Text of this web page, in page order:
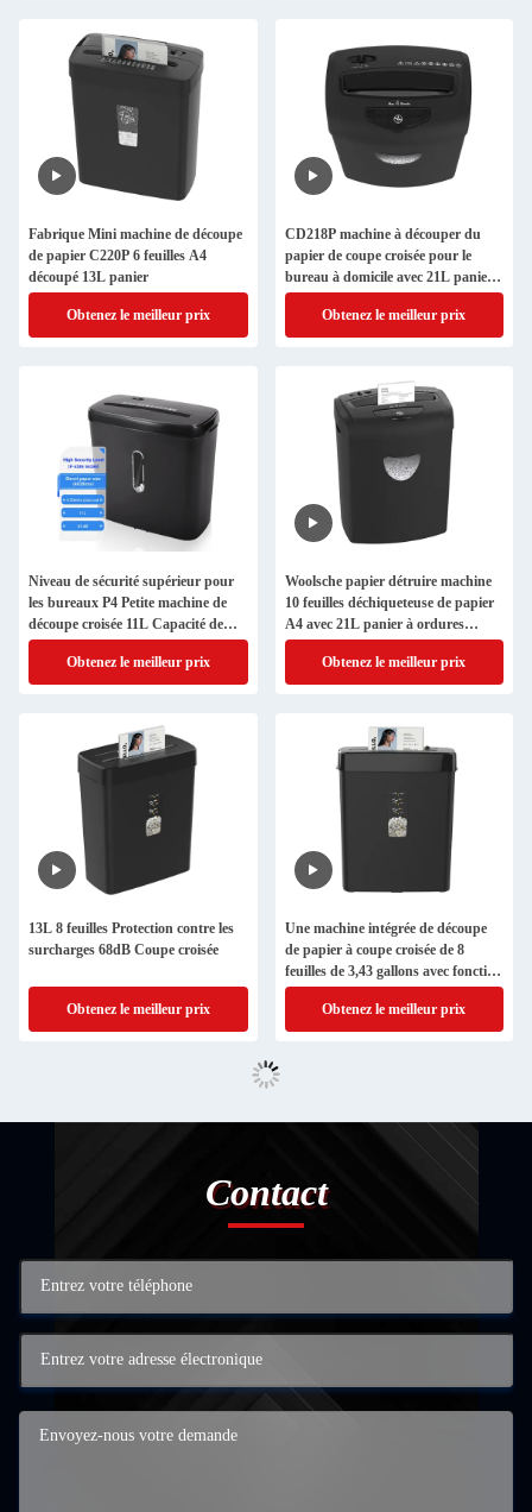
Fabrique Mini machine de découpe
de papier C220P 6 feuilles A4
découpé 13L panier
Obtenez le meilleur prix
CD218P machine à découper du
papier de coupe croisée pour le
bureau à domicile avec 21L panier à
panier 10 feuilles A4 déchiqueter
carte CdObtenez le meilleur prix
Niveau de sécurité supérieur pour
les bureaux P4 Petite machine de
découpe croisée 11L Capacité de
poubelle pour usage domestique
C502PObtenez le meilleur prix
Woolsche papier détruire machine
10 feuilles déchiqueteuse de papier
A4 avec 21L panier à ordures
CD218P-10
Obtenez le meilleur prix
13L 8 feuilles Protection contre les
surcharges 68dB Coupe croisée
Obtenez le meilleur prix
Une machine intégrée de découpe
de papier à coupe croisée de 8
feuilles de 3,43 gallons avec fonction
inverse CD222P-8
Obtenez le meilleur prix
Contact